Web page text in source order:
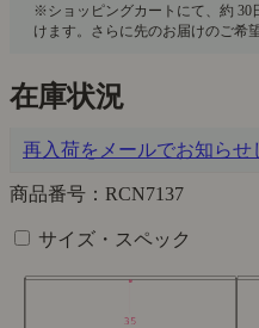
在庫状況
再入荷をメールでお知らせ
商品番号：RCN7137
サイズ・スペック